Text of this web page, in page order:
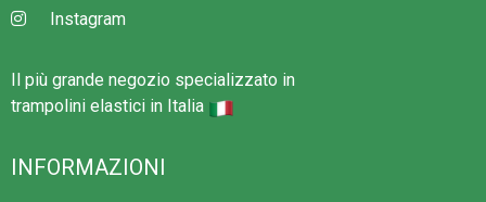
Instagram
Il più grande negozio specializzato in
trampolini elastici in Italia
INFORMAZIONI